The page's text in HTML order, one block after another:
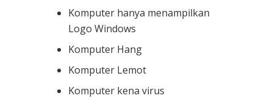
Komputer hanya menampilkan
Logo Windows
Komputer Hang
Komputer Lemot
Komputer kena virus